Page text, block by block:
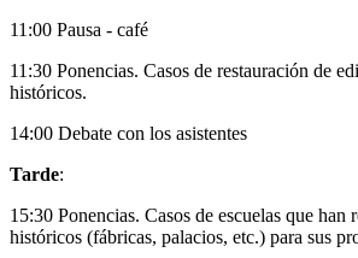
11:00 Pausa - café
11:30 Ponencias. Casos de restauración de
históricos.
14:00 Debate con los asistentes
Tarde:
15:30 Ponencias. Casos de escuelas que han
históricos (fábricas, palacios, etc.) para sus